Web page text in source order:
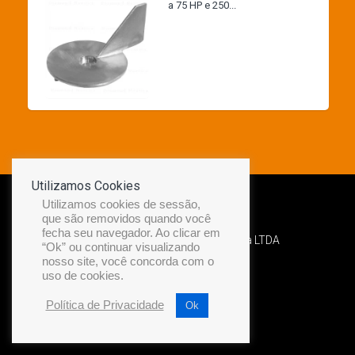
a 75 HP e 250...
Desenvolvido por Diamond Náutica LTDA
Utilizamos Cookies
Utilizamos cookies de sessão,
que são removidos quando você
fecha seu navegador. Ao clicar em
“Ok” ou continuar visualizando
nosso site, você concorda com o
uso de cookies.
Política de Privacidade Ok